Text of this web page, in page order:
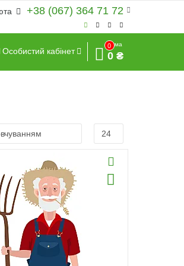
+38 (067) 364 71 72
Особистий кабінет
0
Сума
0 ₴